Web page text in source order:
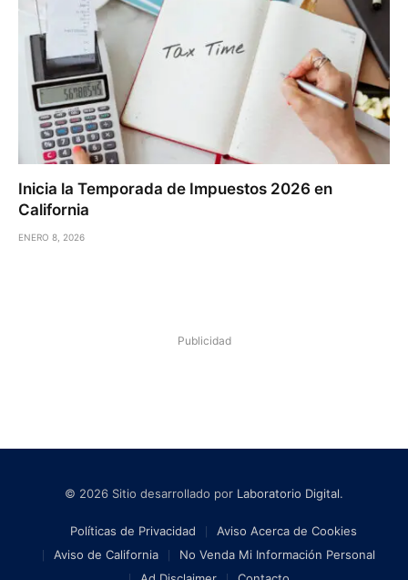
Inicia la Temporada de Impuestos 2026 en
California
ENERO 8, 2026
Publicidad
© 2026 Sitio desarrollado por Laboratorio Digital.
Políticas de Privacidad
Aviso Acerca de Cookies
Aviso de California
No Venda Mi Información Personal